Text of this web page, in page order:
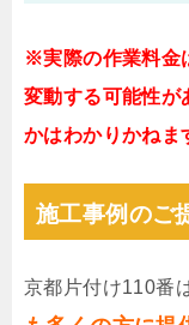
※実際の作業料金
変動する可能性が
かはわかりかねま
施工事例のご
京都片付け110番